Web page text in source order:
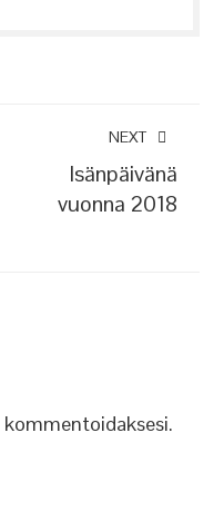
NEXT
Isänpäivänä
vuonna 2018
kommentoidaksesi.